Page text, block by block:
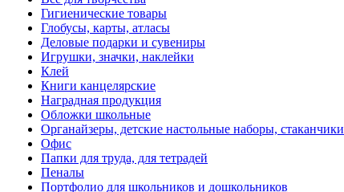
Гигиенические товары
Глобусы, карты, атласы
Деловые подарки и сувениры
Игрушки, значки, наклейки
Клей
Книги канцелярские
Наградная продукция
Обложки школьные
Органайзеры, детские настольные наборы, стаканчики
Офис
Папки для труда, для тетрадей
Пеналы
Портфолио для школьников и дошкольников